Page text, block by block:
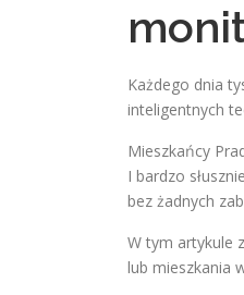
Każdego dnia
inteligentnych
Mieszkańcy
I bardzo
bez żadnych
W tym artykule
lub mieszkania